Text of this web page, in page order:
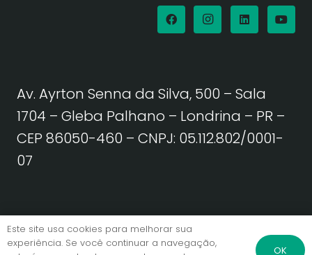
Av. Ayrton Senna da Silva, 500 – Sala
1704 – Gleba Palhano – Londrina – PR –
CEP 86050-460 – CNPJ: 05.112.802/0001-
07
Política de Privacidade | Termos de Uso
Este site usa cookies para melhorar sua
experiência. Se você continuar a navegação,
OK